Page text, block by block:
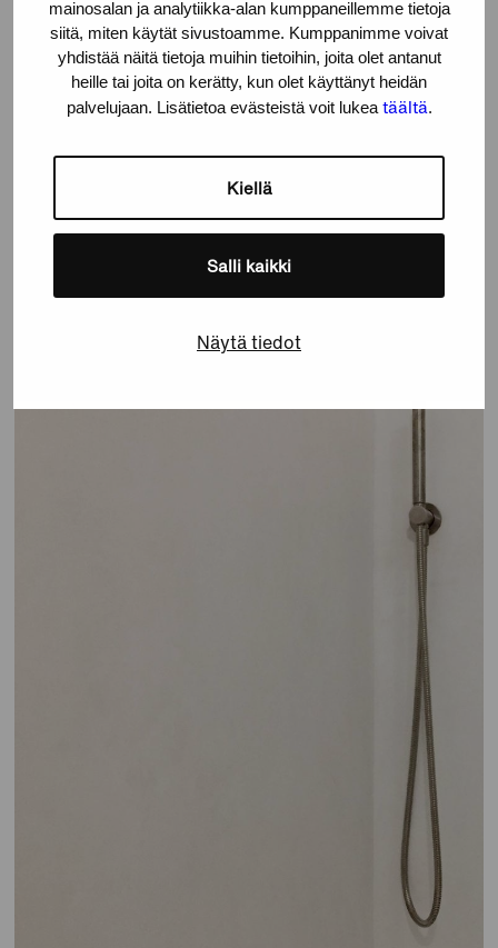
mainosalan ja analytiikka-alan kumppaneillemme tietoja
siitä, miten käytät sivustoamme. Kumppanimme voivat
yhdistää näitä tietoja muihin tietoihin, joita olet antanut
heille tai joita on kerätty, kun olet käyttänyt heidän
palvelujaan. Lisätietoa evästeistä voit lukea täältä.
Kiellä
Salli kaikki
Näytä tiedot